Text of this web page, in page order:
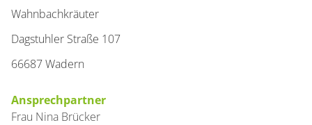
Wahnbachkräuter
Dagstuhler Straße 107
66687 Wadern
Ansprechpartner
Frau Nina Brücker